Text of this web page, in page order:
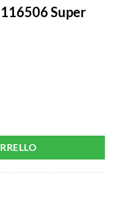
Super